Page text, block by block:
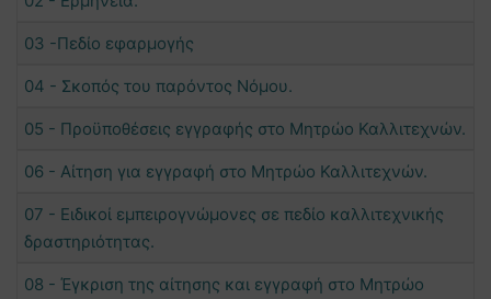
03 -Πεδίο εφαρμογής
04 - Σκοπός του παρόντος Νόμου.
05 - Προϋποθέσεις εγγραφής στο Μητρώο Καλλιτεχνών.
06 - Αίτηση για εγγραφή στο Μητρώο Καλλιτεχνών.
07 - Ειδικοί εμπειρογνώμονες σε πεδίο καλλιτεχνικής
δραστηριότητας.
08 - Έγκριση της αίτησης και εγγραφή στο Μητρώο